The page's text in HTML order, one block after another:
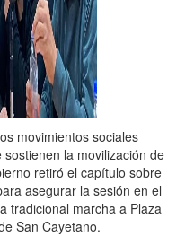
movimientos sociales
la movilización de
retiró el capítulo sobre
asegurar la sesión en el
tradicional marcha a Plaza
San Cayetano.